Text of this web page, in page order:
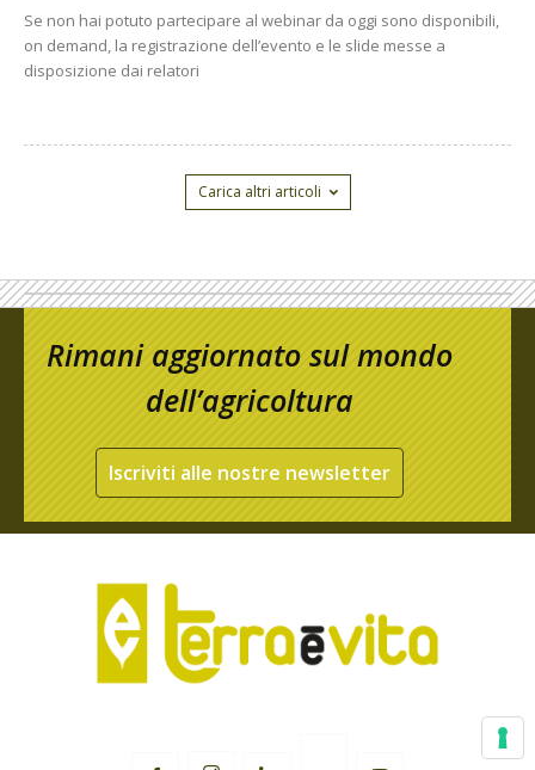
Se non hai potuto partecipare al webinar da oggi sono disponibili,
on demand, la registrazione dell’evento e le slide messe a
disposizione dai relatori
Carica altri articoli
Rimani aggiornato sul mondo
dell’agricoltura
Iscriviti alle nostre newsletter